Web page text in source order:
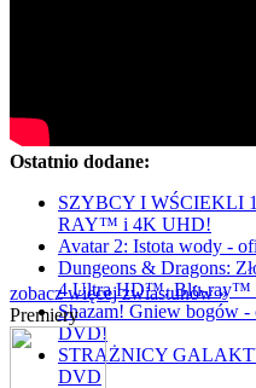
Ostatnio dodane:
SZYBCY I WŚCIEKLI
RAY™ i 4K UHD!
Avatar 2: Istota wody -
Dungeons & Dragons:
4 Ultra HD™, Blu-ray™
Shazam! Gniew bogów
DVD!
STRAŻNICY
DVD
zobacz więcej zwiastunów »
Premiery